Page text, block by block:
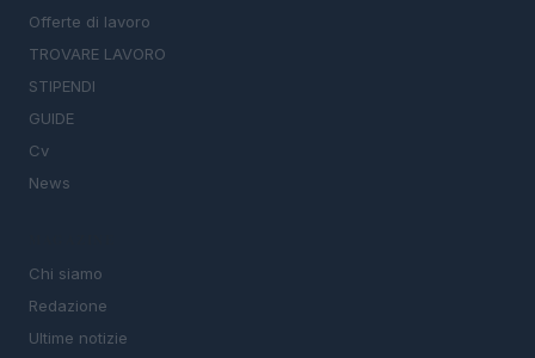
Offerte di lavoro
TROVARE LAVORO
STIPENDI
GUIDE
Cv
News
Chi siamo
Redazione
Ultime notizie